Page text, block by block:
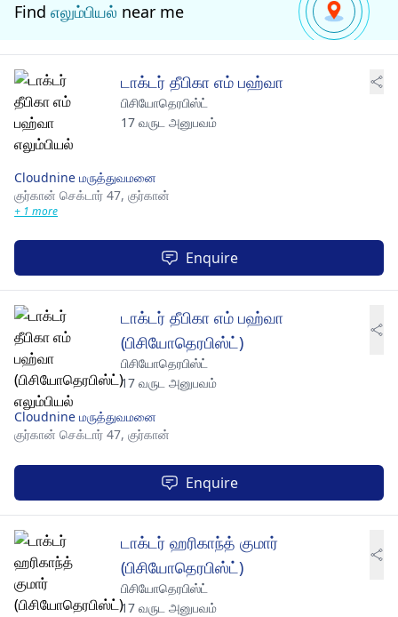
Find எலும்பியல் near me
டாக்டர் தீபிகா எம் பஹ்வா
பிசியோதெரபிஸ்ட்
17 வருட அனுபவம்
Cloudnine மருத்துவமனை
குர்கான் செக்டார் 47, குர்கான்
+ 1 more
Enquire
டாக்டர் தீபிகா எம் பஹ்வா
(பிசியோதெரபிஸ்ட்)
பிசியோதெரபிஸ்ட்
17 வருட அனுபவம்
Cloudnine மருத்துவமனை
குர்கான் செக்டார் 47, குர்கான்
Enquire
டாக்டர் ஹரிகாந்த் குமார்
(பிசியோதெரபிஸ்ட்)
பிசியோதெரபிஸ்ட்
17 வருட அனுபவம்